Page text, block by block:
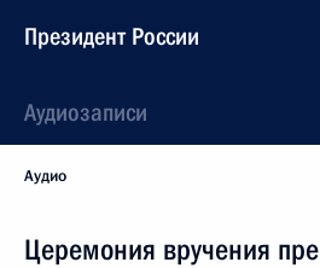
Президент России
Аудиозаписи
Аудио
Церемония вручения